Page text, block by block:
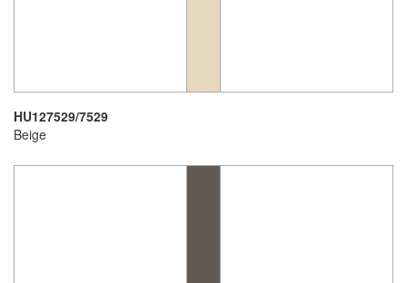
HU127529/7529
Beige